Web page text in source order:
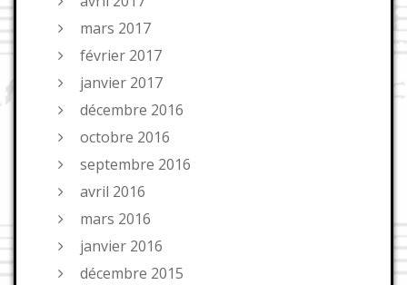
mars 2017
février 2017
janvier 2017
décembre 2016
octobre 2016
septembre 2016
avril 2016
mars 2016
janvier 2016
décembre 2015